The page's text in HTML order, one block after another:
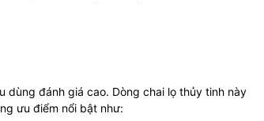
dùng đánh giá cao. Dòng chai lọ thủy tinh này
ưu điểm nổi bật như: